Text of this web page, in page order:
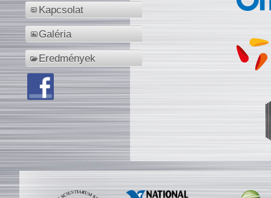
Kapcsolat
Galéria
Eredmények